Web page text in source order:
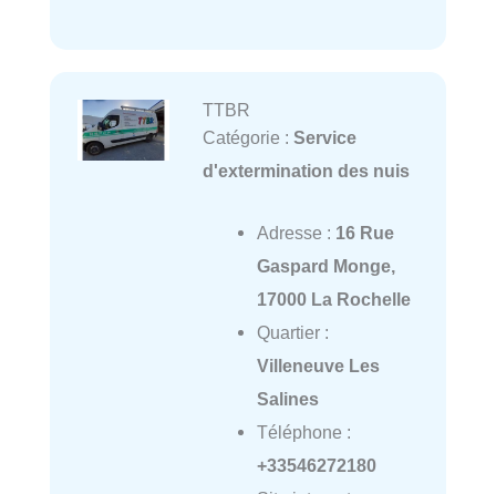
TTBR
Catégorie : Service
d'extermination des nuis
Adresse : 16 Rue
Gaspard Monge,
17000 La Rochelle
Quartier :
Villeneuve Les
Salines
Téléphone :
+33546272180